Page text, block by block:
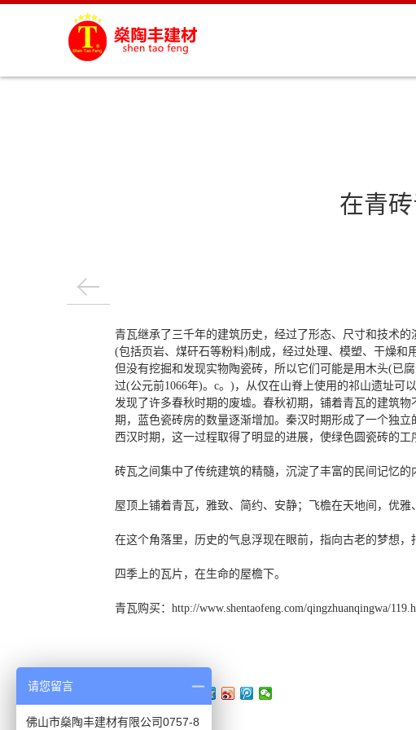
在青
青瓦继承了三千年的建筑历史，经过了形态、尺寸和技术
(包括页岩、煤矸石等粉料)制成，经过处理、模塑、干燥和
但没有挖掘和发现实物陶瓷砖，所以它们可能是用木头(已
过(公元前1066年)。c。)，从仅在山脊上使用的祁山遗址可
发现了许多春秋时期的废墟。春秋初期，铺着青瓦的建筑
期，蓝色瓷砖房的数量逐渐增加。秦汉时期形成了一个独
西汉时期，这一过程取得了明显的进展，使绿色圆瓷砖的
砖瓦之间集中了传统建筑的精髓，沉淀了丰富的民间记忆的
屋顶上铺着青瓦，雅致、简约、安静；飞檐在天地间，优雅
在这个角落里，历史的气息浮现在眼前，指向古老的梦想，
四季上的瓦片，在生命的屋檐下。
青瓦购买：http://www.shentaofeng.com/qingzhuanqingwa/
请您留言
佛山市燊陶丰建材有限公司0757-8